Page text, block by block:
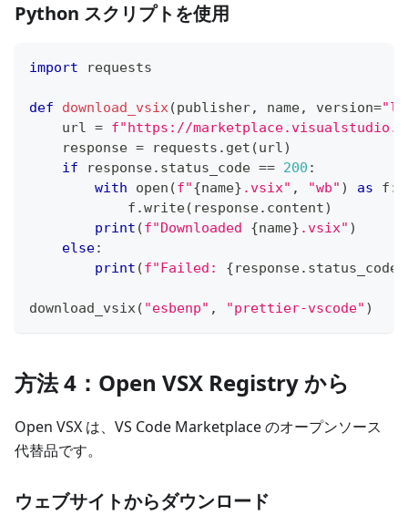
Python スクリプトを使用
import requests
def download_vsix(publisher, name, version=
    url
= f"https://
    response
= requests . get (url)
if response. status_code == 200 :
with
open (f"{name} .vsix" , "wb" ) as f :
            f
.write( response. content)
print (f"Downloaded {name} .vsix" )
else:
print (f"Failed: {response. status_code
download_vsix( "esbenp" , "prettier-vscode" )
方法 4：Open VSX Registry から
Open VSX は、VS Code Marketplace のオープンソース
代替品です。
ウェブサイトからダウンロード